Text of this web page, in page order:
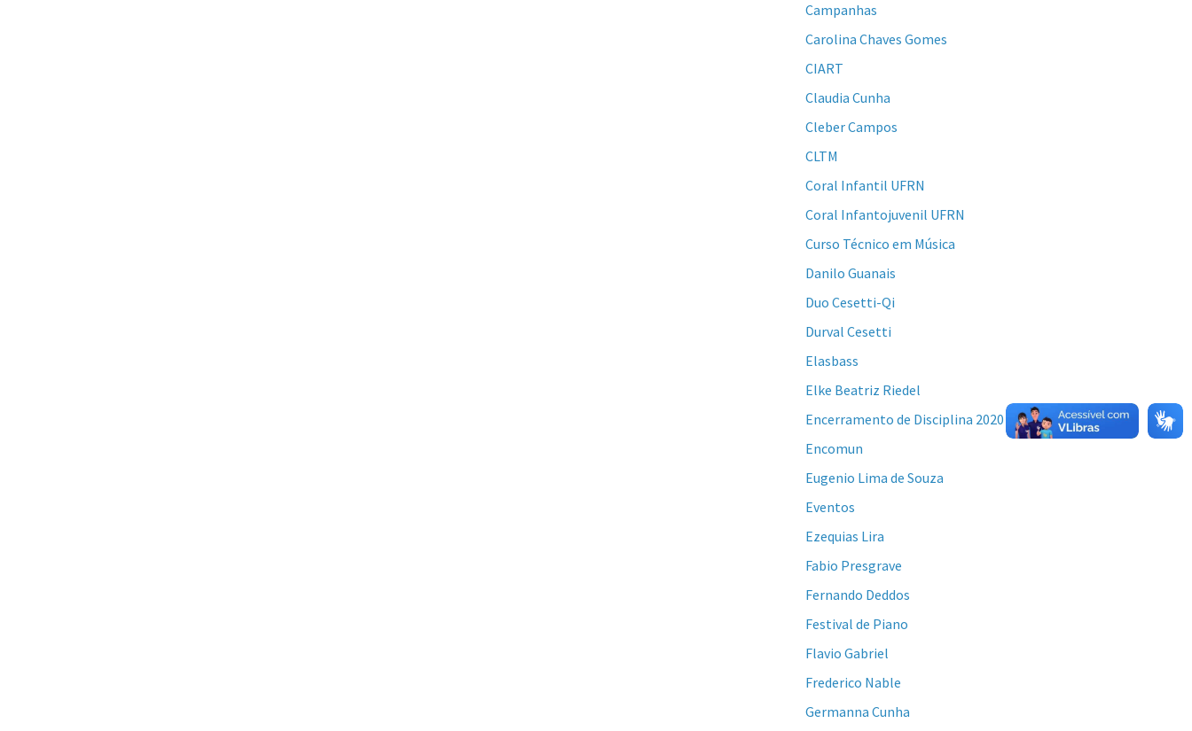
Campanhas
Carolina Chaves Gomes
CIART
Claudia Cunha
Cleber Campos
CLTM
Coral Infantil UFRN
Coral Infantojuvenil UFRN
Curso Técnico em Música
Danilo Guanais
Duo Cesetti-Qi
Durval Cesetti
Elasbass
Elke Beatriz Riedel
Encerramento de Disciplina 2020
Encomun
Eugenio Lima de Souza
Eventos
Ezequias Lira
Fabio Presgrave
Fernando Deddos
Festival de Piano
Flavio Gabriel
Frederico Nable
Germanna Cunha